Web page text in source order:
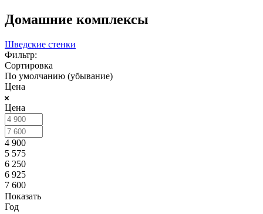
Домашние комплексы
Шведские стенки
Фильтр:
Сортировка
По умолчанию (убывание)
Цена
Цена
4 900
5 575
6 250
6 925
7 600
Показать
Год